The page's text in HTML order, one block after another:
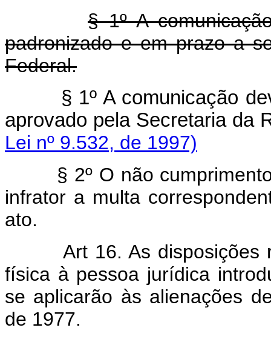
§ 1º A
padronizado e em prazo a
Federal.
§ 1º A comunicação
aprovado pela Secretaria da
Lei nº 9.532, de 1997)
§ 2º O não
infrator a multa
ato.
Art 16. As disposições
física à pessoa jurídica
se aplicarão às alienações
de 1977.